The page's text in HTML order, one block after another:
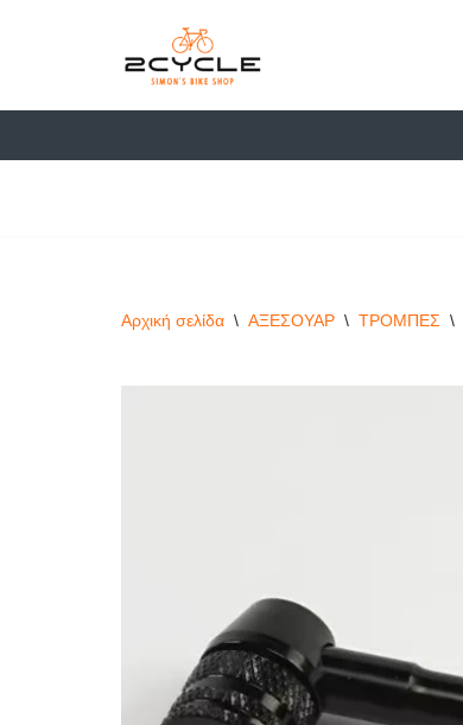
Μεταπηδήστε
Αρχική σελίδα \ ΑΞΕΣΟΥΑΡ \ ΤΡΟΜΠΕΣ \